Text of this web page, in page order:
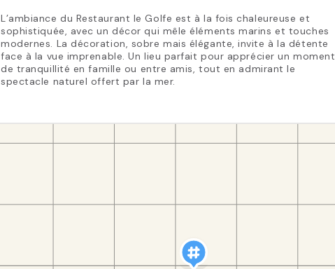
L’ambiance du Restaurant le Golfe est à la fois chaleureuse et
sophistiquée, avec un décor qui mêle éléments marins et touches
modernes. La décoration, sobre mais élégante, invite à la détente
face à la vue imprenable. Un lieu parfait pour apprécier un moment
de tranquillité en famille ou entre amis, tout en admirant le
spectacle naturel offert par la mer.